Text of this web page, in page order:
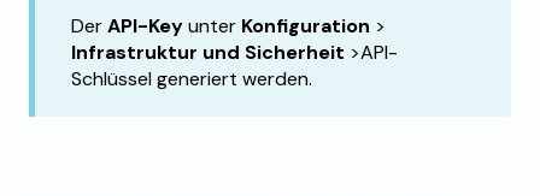
DerAPI-Keyunter Konfiguration >
Infrastruktur und Sicherheit >API-
Schlüssel generiert werden.